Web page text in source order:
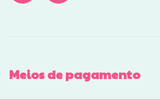
Meios de pagamento